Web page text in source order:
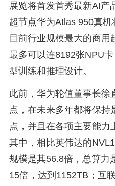
展览将首发首秀最新AI产
超节点华为Atlas 950真
目前行业规模最大的商用
最多可以连8192张NPU
型训练和推理设计。
此前，华为轮值董事长徐
点，在未来多年都将保持
点，并且在各项主要能力
其中，相比英伟达的
规模是其56.8倍，总算力
15倍，达到1152TB；互